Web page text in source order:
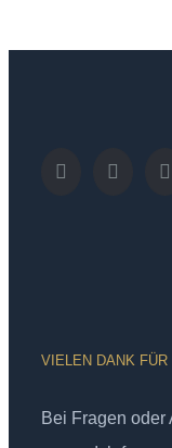
VIELEN DANK
Bei Fragen oder